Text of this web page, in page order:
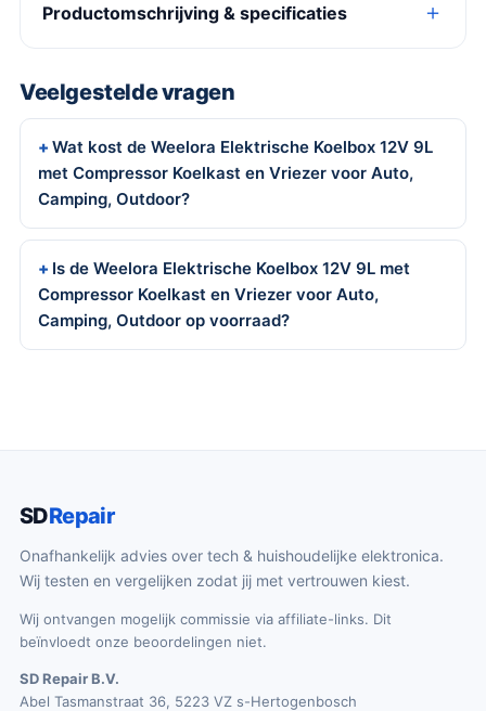
Productomschrijving & specificaties
Veelgestelde vragen
Wat kost de Weelora Elektrische Koelbox 12V 9L
met Compressor Koelkast en Vriezer voor Auto,
Camping, Outdoor?
Is de Weelora Elektrische Koelbox 12V 9L met
Compressor Koelkast en Vriezer voor Auto,
Camping, Outdoor op voorraad?
SDRepair
Onafhankelijk advies over tech & huishoudelijke elektronica.
Wij testen en vergelijken zodat jij met vertrouwen kiest.
Wij ontvangen mogelijk commissie via affiliate-links. Dit
beïnvloedt onze beoordelingen niet.
SD Repair B.V.
Abel Tasmanstraat 36, 5223 VZ s-Hertogenbosch